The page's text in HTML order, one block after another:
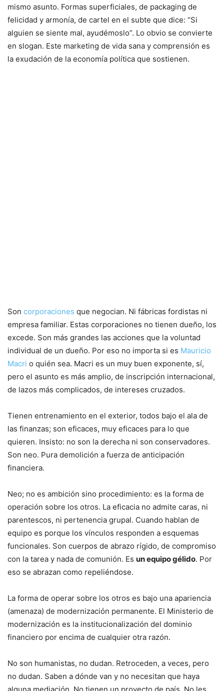
mismo asunto. Formas superficiales, de packaging de
felicidad y armonía, de cartel en el subte que dice: “Si
alguien se siente mal, ayudémoslo”. Lo obvio se convierte
en slogan. Este marketing de vida sana y comprensión es
la exudación de la economía política que sostienen.
Son corporaciones que negocian. Ni fábricas fordistas ni
empresa familiar. Estas corporaciones no tienen dueño, los
excede. Son más grandes las acciones que la voluntad
individual de un dueño. Por eso no importa si es Mauricio
Macri o quién sea. Macri es un muy buen exponente, sí,
pero el asunto es más amplio, de inscripción internacional,
de lazos más complicados, de intereses cruzados.
Tienen entrenamiento en el exterior, todos bajo el ala de
las finanzas; son eficaces, muy eficaces para lo que
quieren. Insisto: no son la derecha ni son conservadores.
Son neo. Pura demolición a fuerza de anticipación
financiera.
Neo; no es ambición sino procedimiento: es la forma de
operación sobre los otros. La eficacia no admite caras, ni
parentescos, ni pertenencia grupal. Cuando hablan de
equipo es porque los vínculos responden a esquemas
funcionales. Son cuerpos de abrazo rígido, de compromiso
con la tarea y nada de comunión. Es un equipo gélido. Por
eso se abrazan como repeliéndose.
La forma de operar sobre los otros es bajo una apariencia
(amenaza) de modernización permanente. El Ministerio de
modernización es la institucionalización del dominio
financiero por encima de cualquier otra razón.
No son humanistas, no dudan. Retroceden, a veces, pero
no dudan. Saben a dónde van y no necesitan que haya